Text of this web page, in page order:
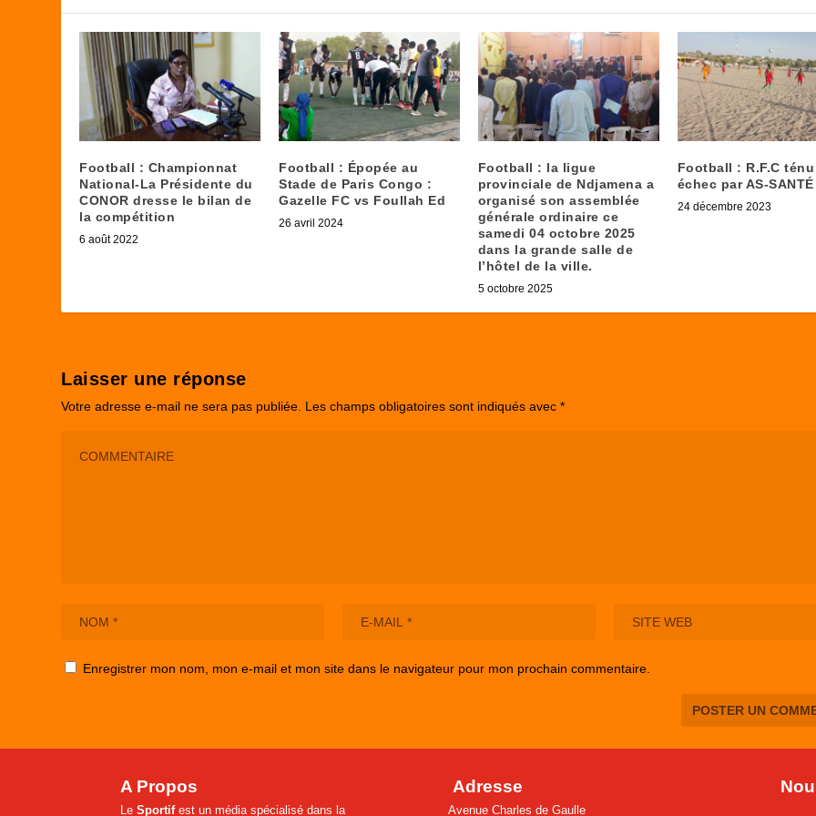
Football : Championnat
National-La Présidente du
CONOR dresse le bilan de
la compétition
6 août 2022
Football : Épopée au
Stade de Paris Congo :
Gazelle FC vs Foullah Ed
26 avril 2024
Football : la ligue
provinciale de Ndjamena a
organisé son assemblée
générale ordinaire ce
samedi 04 octobre 2025
dans la grande salle de
l’hôtel de la ville.
5 octobre 2025
Football : R.F.C
échec par AS-SANTÉ
24 décembre 2023
Laisser une réponse
Votre adresse e-mail ne sera pas publiée. Les champs obligatoires sont indiqués avec*
Enregistrer mon nom, mon e-mail et mon site dans le navigateur pour mon prochain commentaire.
A Propos
Le Sportifest un média spécialisé dans la
Adresse
Avenue Charles de Gaulle